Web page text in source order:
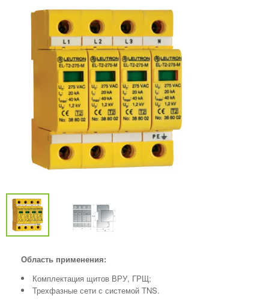
Область применения:
Комплектация щитов ВРУ, ГРЩ;
Трехфазные сети с системой TNS.